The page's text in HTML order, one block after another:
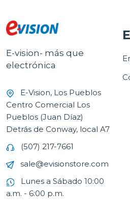
E-vision- más que
electrónica
E-Vision, Los Pueblos
Centro Comercial Los
Pueblos (Juan Díaz)
Detrás de Conway, local A7
(507) 217-7661
sale@evisionstore.com
Lunes a Sábado 10:00
a.m. - 6:00 p.m.